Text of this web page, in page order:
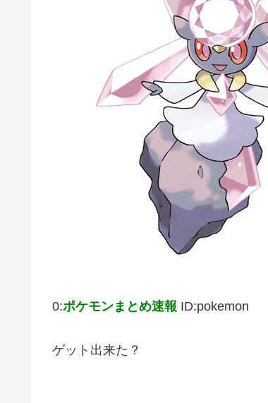
0:ポケモンまとめ速報 ID:pokemon
ゲット出来た？